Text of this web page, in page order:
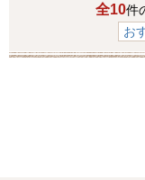
全10件
お